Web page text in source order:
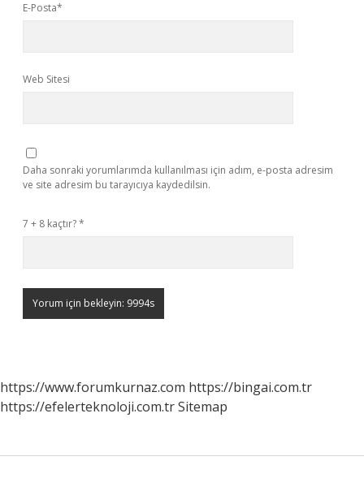
E-Posta*
Web Sitesi
Daha sonraki yorumlarımda kullanılması için adım, e-posta adresim
ve site adresim bu tarayıcıya kaydedilsin.
7 + 8 kaçtır?*
https://www.forumkurnaz.com https://bingai.com.tr
https://efelerteknoloji.com.trSitemap